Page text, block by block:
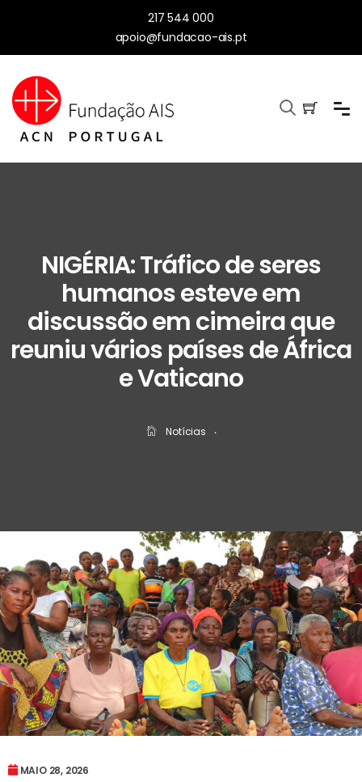
217 544 000
apoio@fundacao-ais.pt
NIGÉRIA: Tráfico de seres
humanos esteve em
discussão em cimeira que
reuniu vários países de África
e Vaticano
Notícias ‧
MAIO 28, 2026